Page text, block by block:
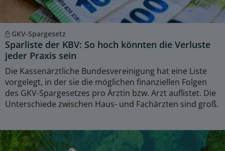
GKV-Spargesetz
Sparliste der KBV: So hoch könnten die Verluste
jeder Praxis sein
Die Kassenärztliche Bundesvereinigung hat eine Liste
vorgelegt, in der sie die möglichen finanziellen Folgen
des GKV-Spargesetzes pro Ärztin bzw. Arzt auflistet. Die
Unterschiede zwischen Haus- und Fachärzten sind groß.